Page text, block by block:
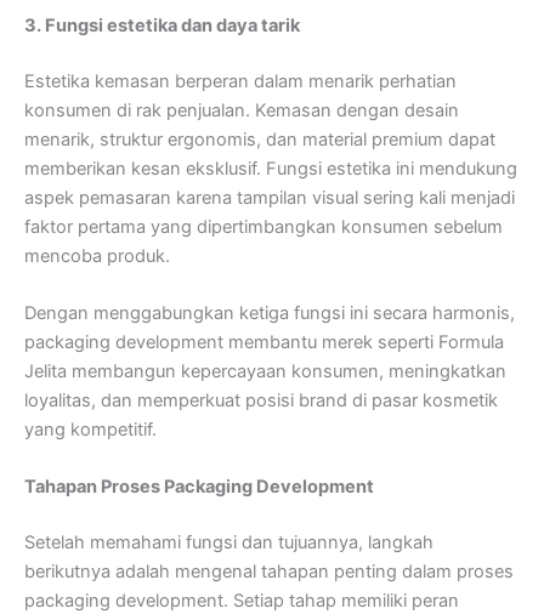
3. Fungsi estetika dan daya tarik
Estetika kemasan berperan dalam menarik perhatian
konsumen di rak penjualan. Kemasan dengan desain
menarik, struktur ergonomis, dan material premium dapat
memberikan kesan eksklusif. Fungsi estetika ini mendukung
aspek pemasaran karena tampilan visual sering kali menjadi
faktor pertama yang dipertimbangkan konsumen sebelum
mencoba produk.
Dengan menggabungkan ketiga fungsi ini secara harmonis,
packaging development membantu merek seperti Formula
Jelita membangun kepercayaan konsumen, meningkatkan
loyalitas, dan memperkuat posisi brand di pasar kosmetik
yang kompetitif.
Tahapan Proses Packaging Development
Setelah memahami fungsi dan tujuannya, langkah
berikutnya adalah mengenal tahapan penting dalam proses
packaging development. Setiap tahap memiliki peran